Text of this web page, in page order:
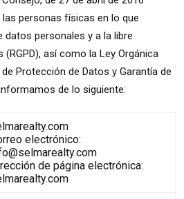
personas físicas en lo que
personales y a la libre
así como la Ley Orgánica
Protección de Datos y Garantía de
de lo siguiente:
electrónico:
de página electrónica: